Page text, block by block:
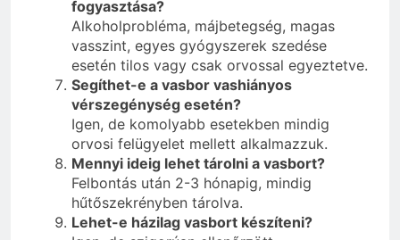
fogyasztása?
Alkoholprobléma, májbetegség, magas
vasszint, egyes gyógyszerek szedése
esetén tilos vagy csak orvossal egyeztetve.
Segíthet-e a vasbor vashiányos
vérszegénység esetén?
Igen, de komolyabb esetekben mindig
orvosi felügyelet mellett alkalmazzuk.
Mennyi ideig lehet tárolni a vasbort?
Felbontás után 2-3 hónapig, mindig
hűtőszekrényben tárolva.
Lehet-e házilag vasbort készíteni?